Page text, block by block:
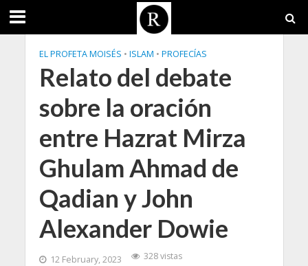
EL PROFETA MOISÉS • ISLAM • PROFECÍAS
Relato del debate
sobre la oración
entre Hazrat Mirza
Ghulam Ahmad de
Qadian y John
Alexander Dowie
12 February, 2023
328 vistas